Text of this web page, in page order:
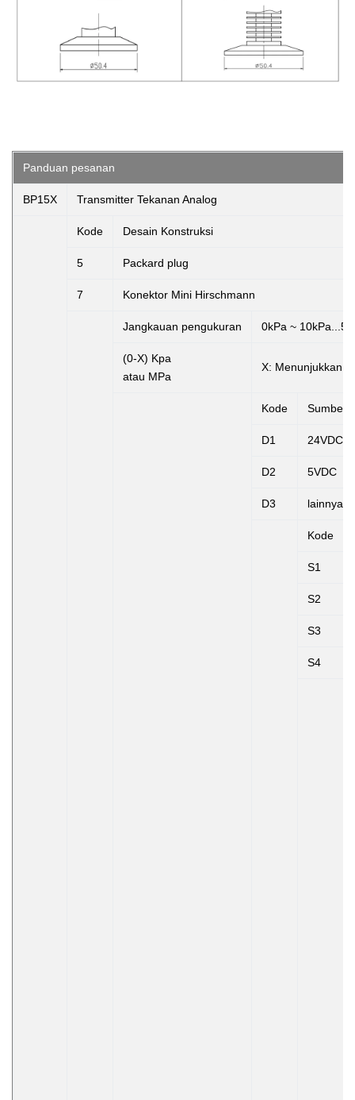
Panduan pesanan
BP15X Transmitter Tekanan Analog
Kode Desain Konstruksi
5 Packard plug
7 Konektor Mini Hirschmann
Jangkauan pengukuran 0kPa ~
(0-X) Kpa
atau MPa
X: Menunjukkan
Kode Sumber
D1 24VDC
D2 5VDC
D3 lainnya
Kode
S1
S2
S3
S4